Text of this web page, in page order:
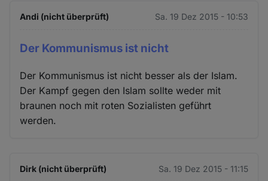
Andi (nicht überprüft) Sa. 19 Dez 2015 - 10:53
Der Kommunismus ist nicht
Der Kommunismus ist nicht besser als der Islam.
Der Kampf gegen den Islam sollte weder mit
braunen noch mit roten Sozialisten geführt
werden.
Dirk (nicht überprüft) Sa. 19 Dez 2015 - 11:15